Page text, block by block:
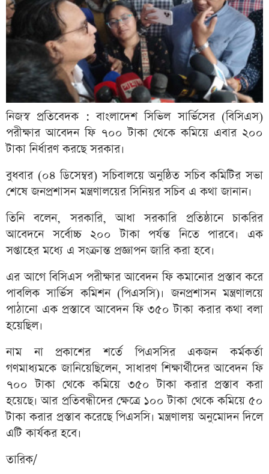
নিজস্ব প্রতিবেদক : বাংলাদেশ সিভিল সার্ভিসের (বিসিএস)
পরীক্ষার আবেদন ফি ৭০০ টাকা থেকে কমিয়ে এবার ২০০
টাকা নির্ধারণ করছে সরকার।
বুধবার (০৪ ডিসেম্বর) সচিবালয়ে অনুষ্ঠিত সচিব কমিটির সভা
শেষে জনপ্রশাসন মন্ত্রণালয়ের সিনিয়র সচিব এ কথা জানান।
তিনি বলেন, সরকারি, আধা সরকারি প্রতিষ্ঠানে চাকরির
আবেদনে সর্বোচ্চ ২০০ টাকা পর্যন্ত নিতে পারবে। এক
সপ্তাহের মধ্যে এ সংক্রান্ত প্রজ্ঞাপন জারি করা হবে।
এর আগে বিসিএস পরীক্ষার আবেদন ফি কমানোর প্রস্তাব করে
পাবলিক সার্ভিস কমিশন (পিএসসি)। জনপ্রশাসন মন্ত্রণালয়ে
পাঠানো এক প্রস্তাবে আবেদন ফি ৩৫০ টাকা করার কথা বলা
হয়েছিল।
নাম না প্রকাশের শর্তে পিএসসির একজন কর্মকর্তা
গণমাধ্যমকে জানিয়েছিলেন, সাধারণ শিক্ষার্থীদের আবেদন ফি
৭০০ টাকা থেকে কমিয়ে ৩৫০ টাকা করার প্রস্তাব করা
হয়েছে। আর প্রতিবন্ধীদের ক্ষেত্রে ১০০ টাকা থেকে কমিয়ে ৫০
টাকা করার প্রস্তাব করেছে পিএসসি। মন্ত্রণালয় অনুমোদন দিলে
এটি কার্যকর হবে।
তারিক/